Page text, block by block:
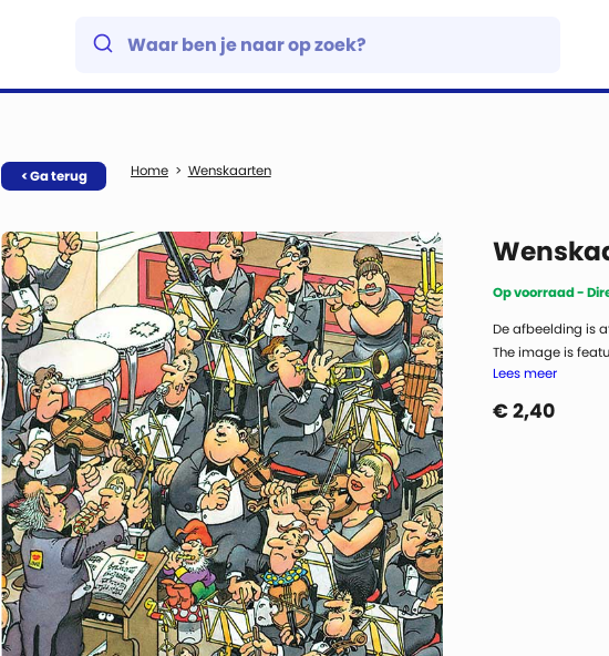
< Ga terug Wenskaarten
Op voorraad -
De afbeelding is
The image is
Lees meer
€2,40